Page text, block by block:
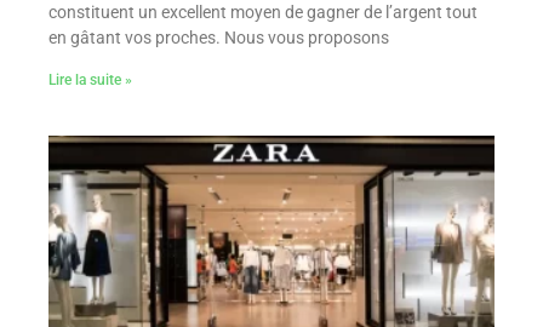
constituent un excellent moyen de gagner de l’argent tout
en gâtant vos proches. Nous vous proposons
Lire la suite »